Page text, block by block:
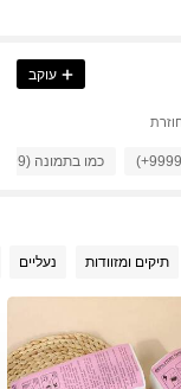
עוקב
כמו בתמונה (9999+)
תיקים ומזוודות נעליים